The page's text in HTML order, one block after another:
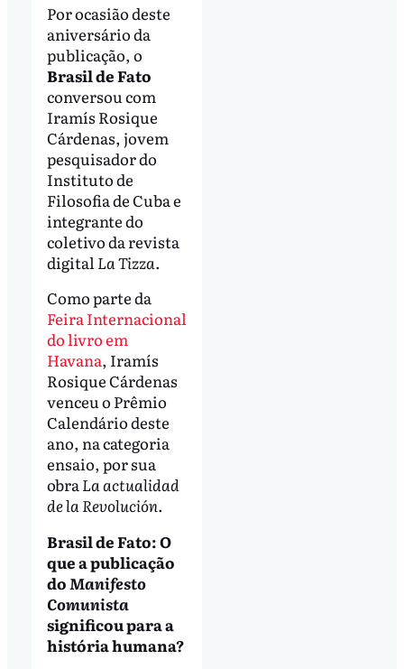
Por ocasião deste
aniversário da
publicação, o
Brasil de Fato
conversou com
Iramís Rosique
Cárdenas, jovem
pesquisador do
Instituto de
Filosofia de Cuba e
integrante do
coletivo da revista
digital La Tizza.
Como parte da
Feira Internacional
do livro em
Havana, Iramís
Rosique Cárdenas
venceu o Prêmio
Calendário deste
ano, na categoria
ensaio, por sua
obraLa actualidad
de la Revolución.
Brasil de Fato: O
que a publicação
doManifesto
Comunista
significou para a
história humana?